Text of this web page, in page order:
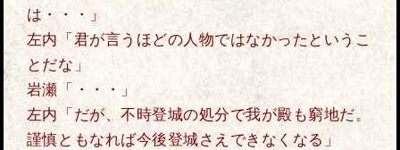
は・・・」
左内「君が言うほどの人物ではなかったというこ
とだな」
岩瀬「・・・」
左内「だが、不時登城の処分で我が殿も窮地だ。
謹慎ともなれば今後登城さえできなくなる」